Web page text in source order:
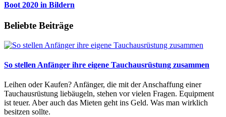
Boot 2020 in Bildern
Beliebte Beiträge
So stellen Anfänger ihre eigene Tauchausrüstung zusammen
Leihen oder Kaufen? Anfänger, die mit der Anschaffung einer
Tauchausrüstung liebäugeln, stehen vor vielen Fragen. Equipment
ist teuer. Aber auch das Mieten geht ins Geld. Was man wirklich
besitzen sollte.